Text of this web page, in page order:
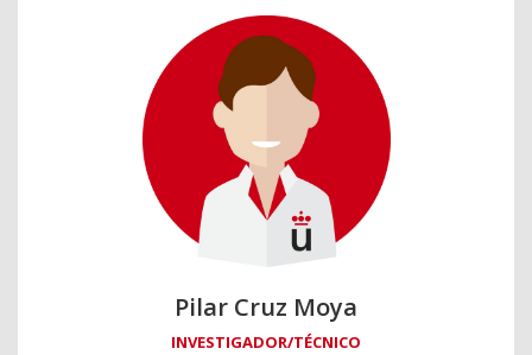
Pilar Cruz Moya
INVESTIGADOR/TÉCNICO